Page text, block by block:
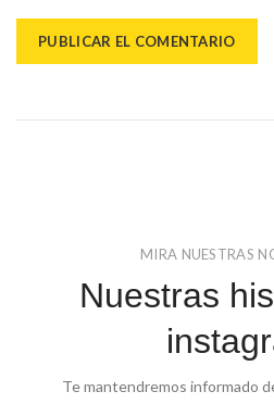
MIRA NUESTRAS
Nuestras
Te mantendremos informado